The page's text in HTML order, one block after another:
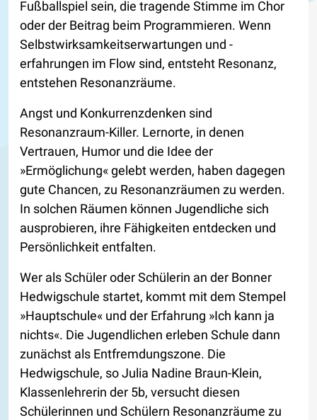
Fußballspiel sein, die tragende Stimme im Chor
oder der Beitrag beim Programmieren. Wenn
Selbstwirksamkeitserwartungen und -
erfahrungen im Flow sind, entsteht Resonanz,
entstehen Resonanzräume.
Angst und Konkurrenzdenken sind
Resonanzraum-Killer. Lernorte, in denen
Vertrauen, Humor und die Idee der
»Ermöglichung« gelebt werden, haben dagegen
gute Chancen, zu Resonanzräumen zu werden.
In solchen Räumen können Jugendliche sich
ausprobieren, ihre Fähigkeiten entdecken und
Persönlichkeit entfalten.
Wer als Schüler oder Schülerin an der Bonner
Hedwigschule startet, kommt mit dem Stempel
»Hauptschule« und der Erfahrung »Ich kann ja
nichts«. Die Jugendlichen erleben Schule dann
zunächst als Entfremdungszone. Die
Hedwigschule, so Julia Nadine Braun-Klein,
Klassenlehrerin der 5b, versucht diesen
Schülerinnen und Schülern Resonanzräume zu